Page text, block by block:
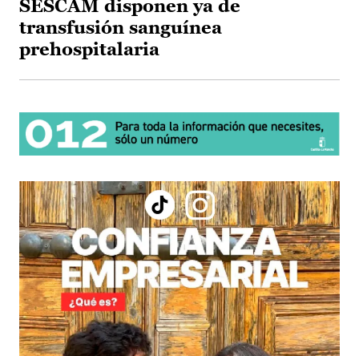
SESCAM disponen ya de
transfusión sanguínea
prehospitalaria